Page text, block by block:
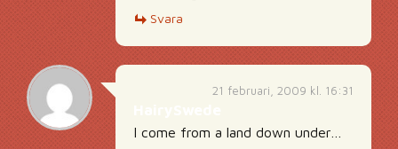
Svara
21 februari, 2009 kl. 16:31
I come from a land down under…